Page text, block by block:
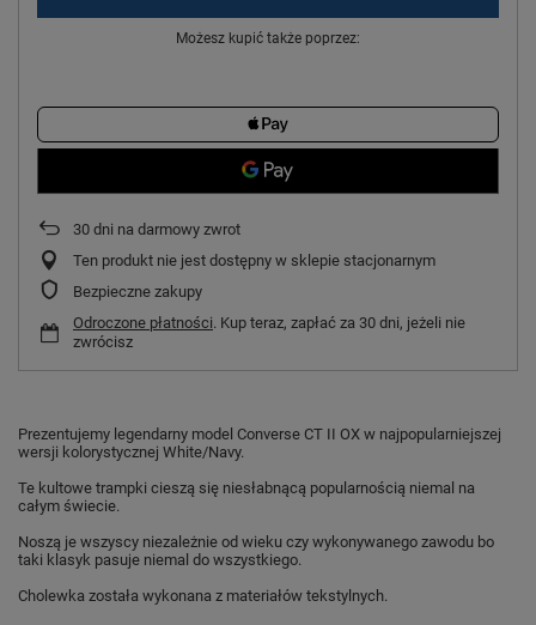
Możesz kupić także poprzez:
30 dni na darmowy zwrot
Ten produkt nie jest dostępny w sklepie stacjonarnym
Bezpieczne zakupy
Odroczone płatności. Kup teraz, zapłać za 30 dni, jeżeli nie
zwrócisz
Prezentujemy legendarny model Converse CT II OX w najpopularniejszej
wersji kolorystycznej White/Navy.
Te kultowe trampki cieszą się niesłabnącą popularnością niemal na
całym świecie.
Noszą je wszyscy niezależnie od wieku czy wykonywanego zawodu bo
taki klasyk pasuje niemal do wszystkiego.
Cholewka została wykonana z materiałów tekstylnych.